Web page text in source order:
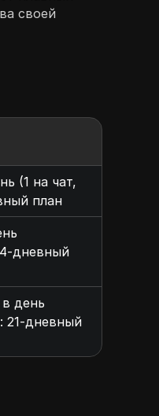
своей
(1 на чат,
план
дневный
день
21-дневный